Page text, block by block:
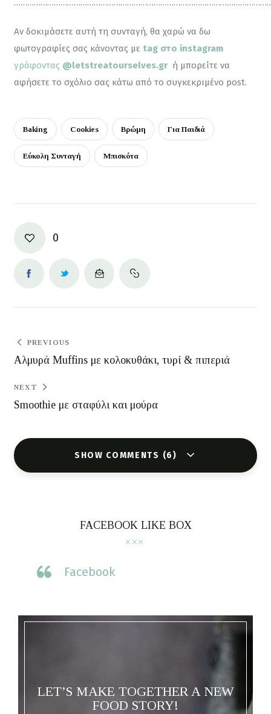
Αν δοκιμάσετε αυτή τη συνταγή, θα χαρώ να δω
φωτογραφίες σας κάνοντας με tag στο instagram
γράφοντας @letstreatourselves.gr ή μπορείτε να
αφήσετε το σχόλιο σας κάτω από το συγκεκριμένο post.
Baking Cookies Βρώμη Για Παιδιά
Εύκολη Συνταγή Μπισκότα
0
PREVIOUS
Αλμυρά Muffins με κολοκυθάκι, τυρί & πιπεριά
NEXT
Smoothie με σταφύλι και μούρα
SHOW COMMENTS (6)
FACEBOOK LIKE BOX
Facebook
LET’S MAKE TOGETHER A NEW
FOOD STORY!